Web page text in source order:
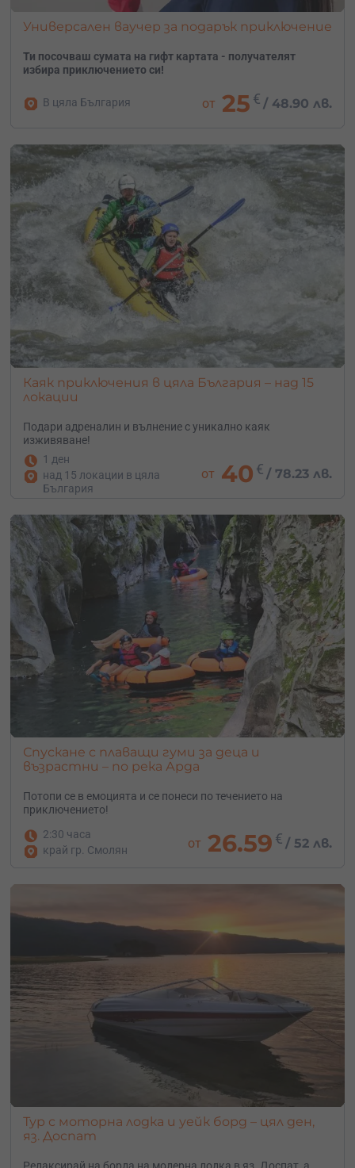
Универсален ваучер за подарък приключение
Ти посочваш сумата на гифт картата - получателят
избира приключението си!
В цяла България от 25 € / 48.90 лв.
Каяк приключения в цяла България – над 15
локации
Подари адреналин и вълнение с уникално каяк
изживяване!
1 ден
над 15 локации в цяла
България
от 40 € /78.23 лв.
Спускане с плаващи гуми за деца и
възрастни – по река Арда
Потопи се в емоцията и се понеси по течението на
приключението!
2:30 часа
край гр. Смолян
от 26.59 € /52 лв.
Тур с моторна лодка и уейк борд – цял ден,
яз. Доспат